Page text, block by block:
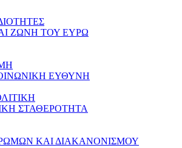
ΖΩΝΗ ΤΟΥ ΕΥΡΩ
ΕΥΘΥΝΗ
ΣΤΑΘΕΡΟΤΗΤΑ
ΚΑΙ ΔΙΑΚΑΝΟΝΙΣΜΟΥ